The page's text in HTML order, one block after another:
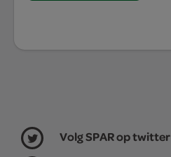
Volg SPAR op twitter